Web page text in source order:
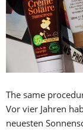
The same
Vor vier Jahren
neuesten